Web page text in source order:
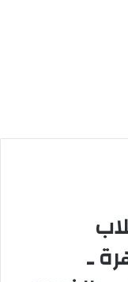
ـ